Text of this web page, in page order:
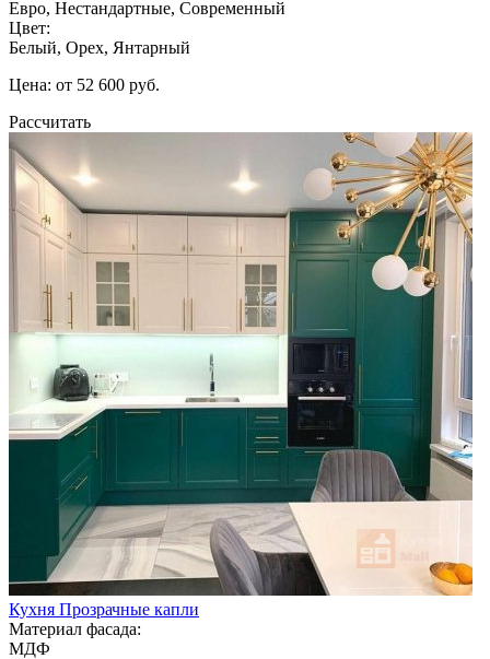
Евро, Нестандартные, Современный
Цвет:
Белый, Орех, Янтарный
Цена: от 52 600 руб.
Рассчитать
Кухня Прозрачные капли
Материал фасада:
МДФ